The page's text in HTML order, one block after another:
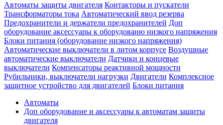
Автоматы защиты двигателя Контакторы и пускатели
Трансформаторы тока Автоматический ввод резерва
Предохранители и держатели предохранителей Доп
оборудование аксессуары к оборудованю низкого напряжения
Блоки питания (оборудование низкого напряжения)
Автоматические выключатели в литом корпусе Воздушные
автоматические выключатели Датчики и концевые
выключатели Компенсаторы реактивной мощности
Рубильники, выключатели нагрузки Двигатели Комплексное
защитное устройство для двигателей Блоки питания
Автоматы
Доп оборудование и аксессуары к автоматам защиты
двигателя